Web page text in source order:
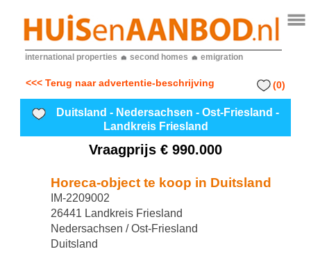
international properties second homes emigration
<<< Terug naar advertentie-beschrijving (0)
Duitsland - Nedersachsen - Ost-Friesland -
Landkreis Friesland
Vraagprijs € 990.000
Horeca-object te koop in Duitsland
IM-2209002
26441 Landkreis Friesland
Nedersachsen / Ost-Friesland
Duitsland